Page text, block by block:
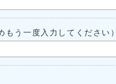
もう一度入力してください）